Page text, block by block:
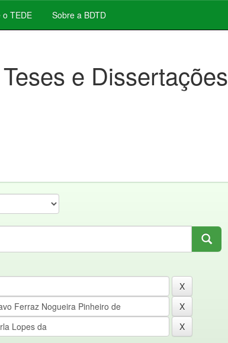
o TEDE Sobre a BDTD
e Dissertações